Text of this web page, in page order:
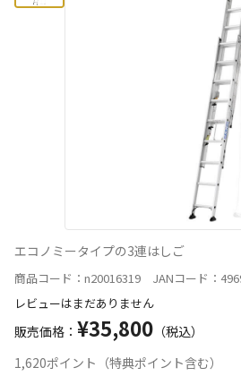
エコノミータイプの3連はしご
商品コード：n20016319 JANコード：
レビューはまだありません
販売価格： ¥35,800 （税込）
1,620ポイント（特典ポイント含む）